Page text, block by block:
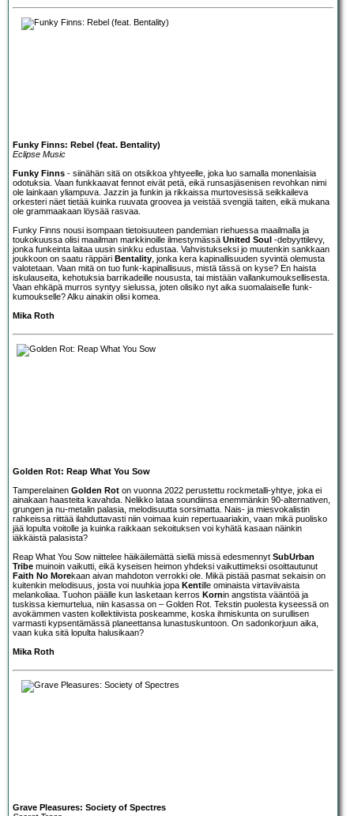
Funky Finns: Rebel (feat. Bentality)
Eclipse Music
Funky Finns - siinähän sitä on otsikkoa yhtyeelle, joka luo samalla monenlaisia
odotuksia. Vaan funkkaavat fennot eivät petä, eikä runsasjäsenisen revohkan nimi
ole lainkaan yliampuva. Jazzin ja funkin ja rikkaissa murtovesissä seikkaileva
orkesteri näet tietää kuinka ruuvata groovea ja veistää svengiä taiten, eikä mukana
ole grammaakaan löysää rasvaa.
Funky Finns nousi isompaan tietoisuuteen pandemian riehuessa maailmalla ja
toukokuussa olisi maailman markkinoille ilmestymässä United Soul -debyyttilevy,
jonka funkeinta laitaa uusin sinkku edustaa. Vahvistukseksi jo muutenkin sankkaan
joukkoon on saatu räppäri Bentality , jonka kera kapinallisuuden syvintä olemusta
valotetaan. Vaan mitä on tuo funk-kapinallisuus, mistä tässä on kyse? En haista
iskulauseita, kehotuksia barrikadeille noususta, tai mistään vallankumouksellisesta.
Vaan ehkäpä murros syntyy sielussa, joten olisiko nyt aika suomalaiselle funk-
kumoukselle? Alku ainakin olisi komea.
Mika Roth
Golden Rot: Reap What You Sow
Tamperelainen Golden Rot on vuonna 2022 perustettu rockmetalli-yhtye, joka ei
ainakaan haasteita kavahda. Nelikko lataa soundiinsa enemmänkin 90-alternativen,
grungen ja nu-metalin palasia, melodisuutta sorsimatta. Nais- ja miesvokalistin
rahkeissa riittää ilahduttavasti niin voimaa kuin repertuaariakin, vaan mikä puolisko
jää lopulta voitolle ja kuinka raikkaan sekoituksen voi kyhätä kasaan näinkin
iäkkäistä palasista?
Reap What You Sow niittelee häikäilemättä siellä missä edesmennyt SubUrban
Tribe muinoin vaikutti, eikä kyseisen heimon yhdeksi vaikuttimeksi osoittautunut
Faith No Morekaan aivan mahdoton verrokki ole. Mikä pistää pasmat sekaisin on
kuitenkin melodisuus, josta voi nuuhkia jopa Kentille ominaista virtaviivaista
melankoliaa. Tuohon päälle kun lasketaan kerros Kornin angstista vääntöä ja
tuskissa kiemurtelua, niin kasassa on – Golden Rot. Tekstin puolesta kyseessä on
avokämmen vasten kollektiivista poskeamme, koska ihmiskunta on surullisen
varmasti kypsentämässä planeettansa lunastuskuntoon. On sadonkorjuun aika,
vaan kuka sitä lopulta halusikaan?
Mika Roth
Grave Pleasures: Society of Spectres